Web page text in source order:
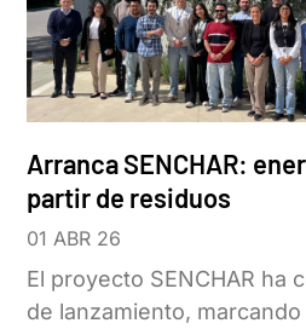
Arranca SENCHAR:
partir de residuos
01 ABR 26
El proyecto SENCHAR ha
de lanzamiento,